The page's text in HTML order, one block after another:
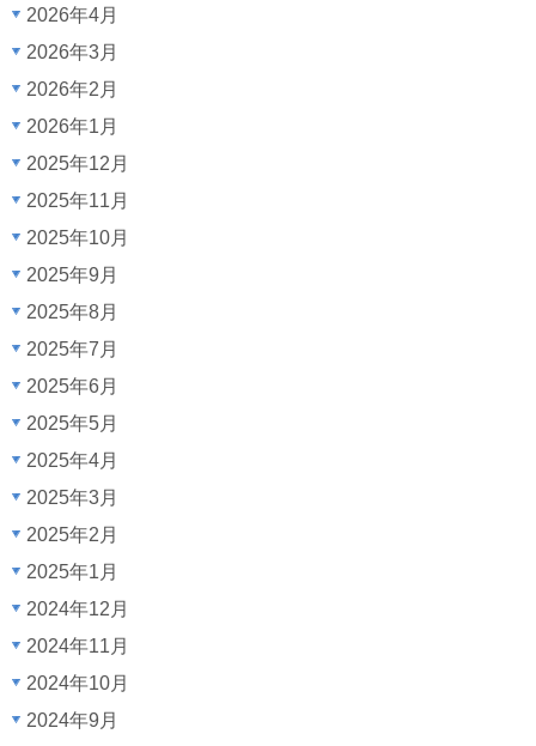
2026年4月
2026年3月
2026年2月
2026年1月
2025年12月
2025年11月
2025年10月
2025年9月
2025年8月
2025年7月
2025年6月
2025年5月
2025年4月
2025年3月
2025年2月
2025年1月
2024年12月
2024年11月
2024年10月
2024年9月